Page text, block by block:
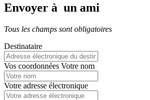
Envoyer à un ami
Tous les champs sont obligatoires
Destinataire
Vos coordonnées Votre nom
Votre adresse électronique